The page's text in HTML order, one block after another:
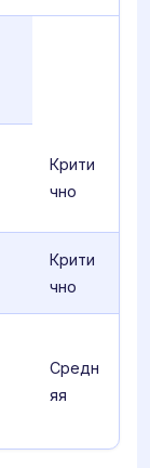
Крити
чно
Крити
чно
Средн
яя